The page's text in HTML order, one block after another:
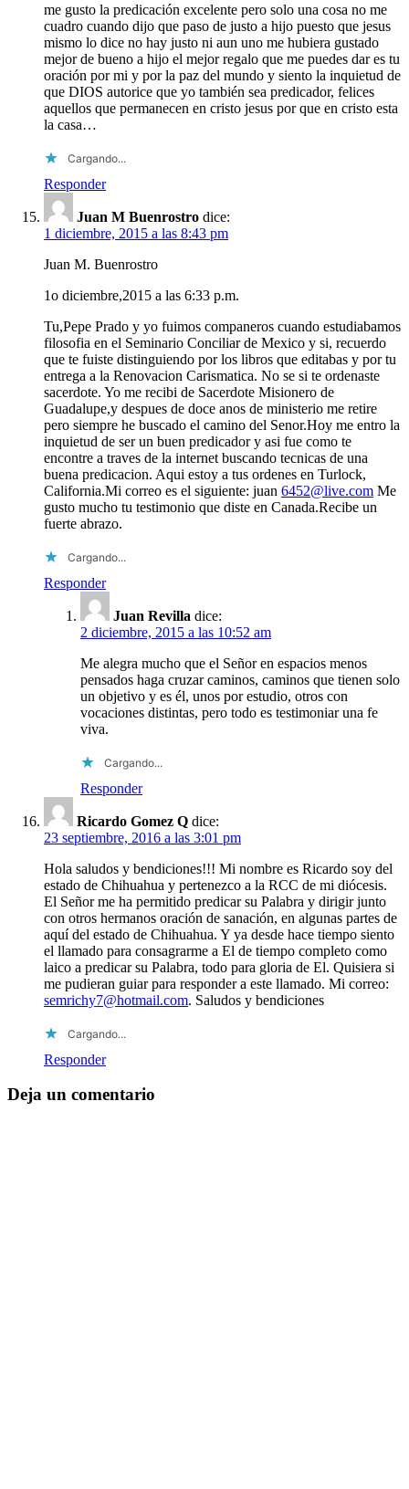
me gusto la predicación excelente pero solo una cosa no me
cuadro cuando dijo que paso de justo a hijo puesto que jesus
mismo lo dice no hay justo ni aun uno me hubiera gustado
mejor de bueno a hijo el mejor regalo que me puedes dar es tu
oración por mi y por la paz del mundo y siento la inquietud de
que DIOS autorice que yo también sea predicador, felices
aquellos que permanecen en cristo jesus por que en cristo esta
la casa…
Cargando...
Responder
Juan M Buenrostro dice:
1 diciembre, 2015 a las 8:43 pm
Juan M. Buenrostro
1o diciembre,2015 a las 6:33 p.m.
Tu,Pepe Prado y yo fuimos companeros cuando estudiabamos
filosofia en el Seminario Conciliar de Mexico y si, recuerdo
que te fuiste distinguiendo por los libros que editabas y por tu
entrega a la Renovacion Carismatica. No se si te ordenaste
sacerdote. Yo me recibi de Sacerdote Misionero de
Guadalupe,y despues de doce anos de ministerio me retire
pero siempre he buscado el camino del Senor.Hoy me entro la
inquietud de ser un buen predicador y asi fue como te
encontre a traves de la internet buscando tecnicas de una
buena predicacion. Aqui estoy a tus ordenes en Turlock,
California.Mi correo es el siguiente: juan 6452@live.com Me
gusto mucho tu testimonio que diste en Canada.Recibe un
fuerte abrazo.
Cargando...
Responder
Juan Revilla dice:
2 diciembre, 2015 a las 10:52 am
Me alegra mucho que el Señor en espacios menos
pensados haga cruzar caminos, caminos que tienen solo
un objetivo y es él, unos por estudio, otros con
vocaciones distintas, pero todo es testimoniar una fe
viva.
Cargando...
Responder
Ricardo Gomez Q dice:
23 septiembre, 2016 a las 3:01 pm
Hola saludos y bendiciones!!! Mi nombre es Ricardo soy del
estado de Chihuahua y pertenezco a la RCC de mi diócesis.
El Señor me ha permitido predicar su Palabra y dirigir junto
con otros hermanos oración de sanación, en algunas partes de
aquí del estado de Chihuahua. Y ya desde hace tiempo siento
el llamado para consagrarme a El de tiempo completo como
laico a predicar su Palabra, todo para gloria de El. Quisiera si
me pudieran guiar para responder a este llamado. Mi correo:
semrichy7@hotmail.com. Saludos y bendiciones
Cargando...
Responder
Deja un comentario